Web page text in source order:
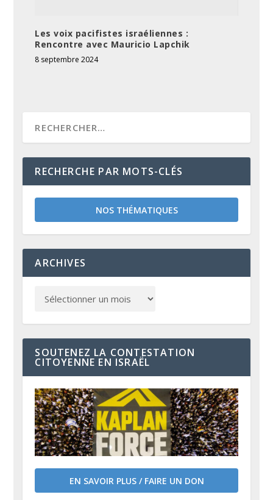
Les voix pacifistes israéliennes :
Rencontre avec Mauricio Lapchik
8 septembre 2024
RECHERCHE PAR MOTS-CLÉS
NOS THÉMATIQUES
ARCHIVES
SOUTENEZ LA CONTESTATION
CITOYENNE EN ISRAËL
EN SAVOIR PLUS / FAIRE UN DON